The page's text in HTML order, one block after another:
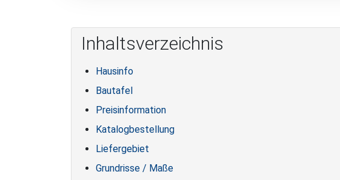
Inhaltsverzeichnis
Hausinfo
Bautafel
Preisinformation
Katalogbestellung
Liefergebiet
Grundrisse / Maße